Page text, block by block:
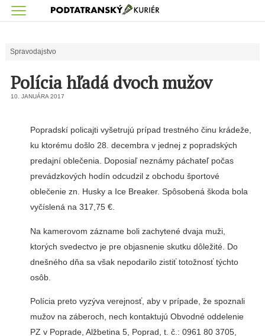
Spravodajstvo
Polícia hľadá dvoch mužov
10. JANUÁRA 2017
Popradskí policajti vyšetrujú prípad trestného činu krádeže,
ku ktorému došlo 28. decembra v jednej z popradských
predajní oblečenia. Doposiaľ neznámy páchateľ počas
prevádzkových hodín odcudzil z obchodu športové
oblečenie zn. Husky a Ice Breaker. Spôsobená škoda bola
vyčíslená na 317,75 €.
Na kamerovom zázname boli zachytené dvaja muži,
ktorých svedectvo je pre objasnenie skutku dôležité. Do
dnešného dňa sa však nepodarilo zistiť totožnosť týchto
osôb.
Polícia preto vyzýva verejnosť, aby v prípade, že spoznali
mužov na záberoch, nech kontaktujú Obvodné oddelenie
PZ v Poprade, Alžbetina 5, Poprad, t. č.: 0961 80 3705,